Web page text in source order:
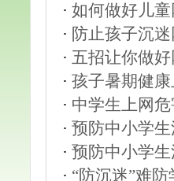
· 如何做好儿童
· 防止孩子沉
· 五招让你做
· 孩子暑期健康
· 中学生上网
· 预防中小学
· 预防中小学
· “防沉迷”难防